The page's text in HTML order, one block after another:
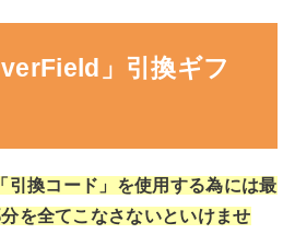
」引換ギフ
「引換コード」を使用する為には最
を全てこなさないといけませ